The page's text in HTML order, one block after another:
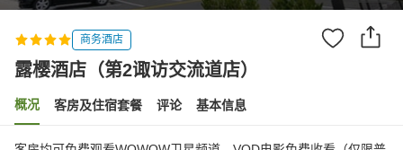
商务酒店
露樱酒店（第2诹访交流道店）
概况 客房及住宿套餐 评论 基本信息